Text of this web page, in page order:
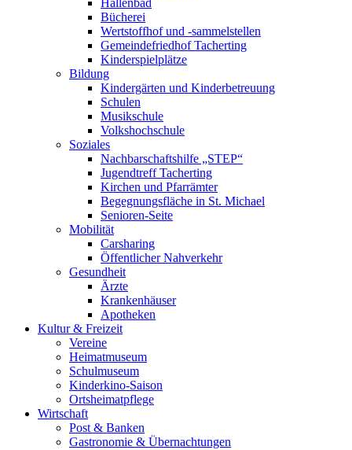
Hallenbad
Bücherei
Wertstoffhof und -sammelstellen
Gemeindefriedhof Tacherting
Kinderspielplätze
Bildung
Kindergärten und Kinderbetreuung
Schulen
Musikschule
Volkshochschule
Soziales
Nachbarschaftshilfe „STEP“
Jugendtreff Tacherting
Kirchen und Pfarrämter
Begegnungsfläche in St. Michael
Senioren-Seite
Mobilität
Carsharing
Öffentlicher Nahverkehr
Gesundheit
Ärzte
Krankenhäuser
Apotheken
Kultur & Freizeit
Vereine
Heimatmuseum
Schulmuseum
Kinderkino-Saison
Ortsheimatpflege
Wirtschaft
Post & Banken
Gastronomie & Übernachtungen